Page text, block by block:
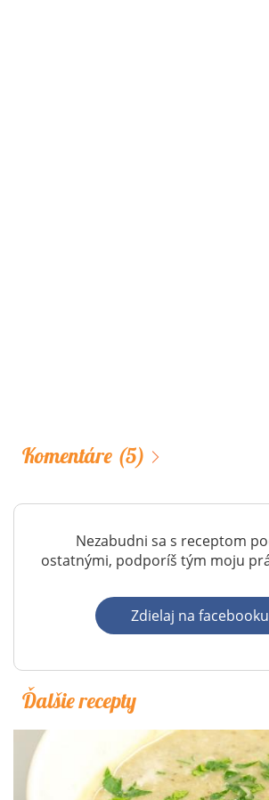
Komentáre (5)
Nezabudni sa s receptom
ostatnými, podporíš tým moju
Zdielaj na facebooku
Ďalšie recepty